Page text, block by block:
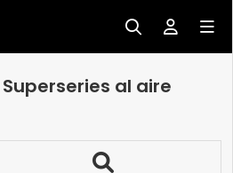
al aire